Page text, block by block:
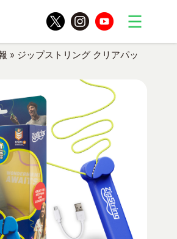
» ジップストリング クリアパッ